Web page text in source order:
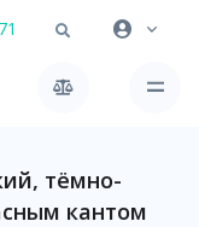
тёмно-
кантом